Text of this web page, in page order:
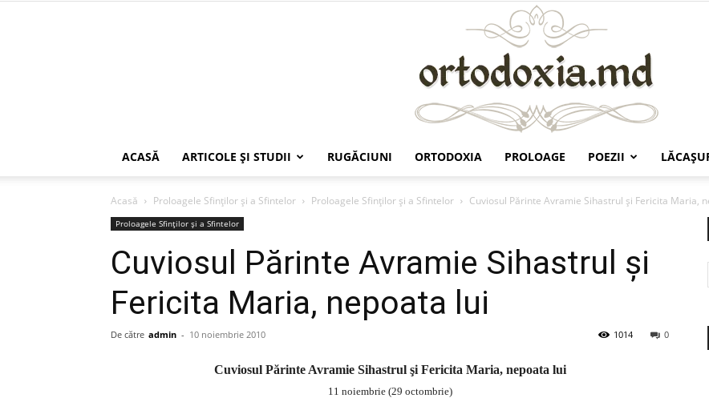
ACASĂ ARTICOLE ŞI STUDII RUGĂCIUNI ORTODOXIA PROLOAGE POEZII
Acasă Proloagele Sfinților și a Sfintelor Proloagele Sfinților și a Sfintelor Cuviosul Părinte Avramie Sihastrul şi Fericita Maria,
Proloagele Sfinților și a Sfintelor
Cuviosul Părinte Avramie Sihastrul şi
Fericita Maria, nepoata lui
De către admin - 10 noiembrie 2010 0
1014
Cuviosul Părinte Avramie Sihastrul şi Fericita Maria, nepoata lui
11 noiembrie (29 octombrie)